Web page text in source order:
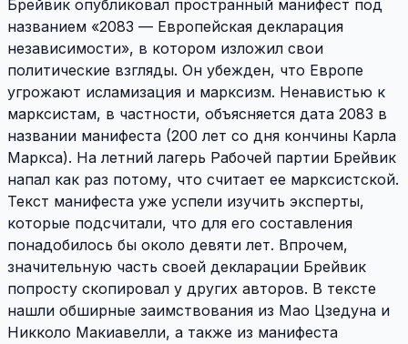
Брейвик опубликовал пространный манифест под
названием «2083 — Европейская декларация
независимости», в котором изложил свои
политические взгляды. Он убежден, что Европе
угрожают исламизация и марксизм. Ненавистью к
марксистам, в частности, объясняется дата 2083 в
названии манифеста (200 лет со дня кончины Карла
Маркса). На летний лагерь Рабочей партии Брейвик
напал как раз потому, что считает ее марксистской.
Текст манифеста уже успели изучить эксперты,
которые подсчитали, что для его составления
понадобилось бы около девяти лет. Впрочем,
значительную часть своей декларации Брейвик
попросту скопировал у других авторов. В тексте
нашли обширные заимствования из Мао Цзедуна и
Никколо Макиавелли, а также из манифеста